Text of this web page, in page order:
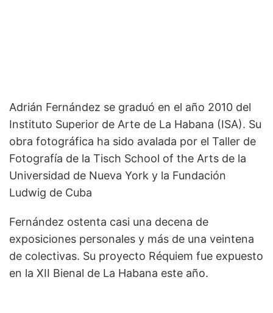
Adrián Fernández se graduó en el año 2010 del
Instituto Superior de Arte de La Habana (ISA). Su
obra fotográfica ha sido avalada por el Taller de
Fotografía de la Tisch School of the Arts de la
Universidad de Nueva York y la Fundación
Ludwig de Cuba
Fernández ostenta casi una decena de
exposiciones personales y más de una veintena
de colectivas. Su proyecto Réquiem fue expuesto
en la XII Bienal de La Habana este año.